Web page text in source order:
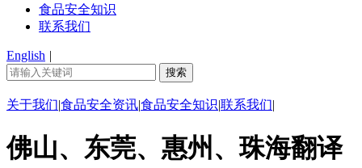
食品安全知识
联系我们
English |
关于我们|食品安全资讯|食品安全知识|联系我们|
佛山、东莞、惠州、珠海翻译